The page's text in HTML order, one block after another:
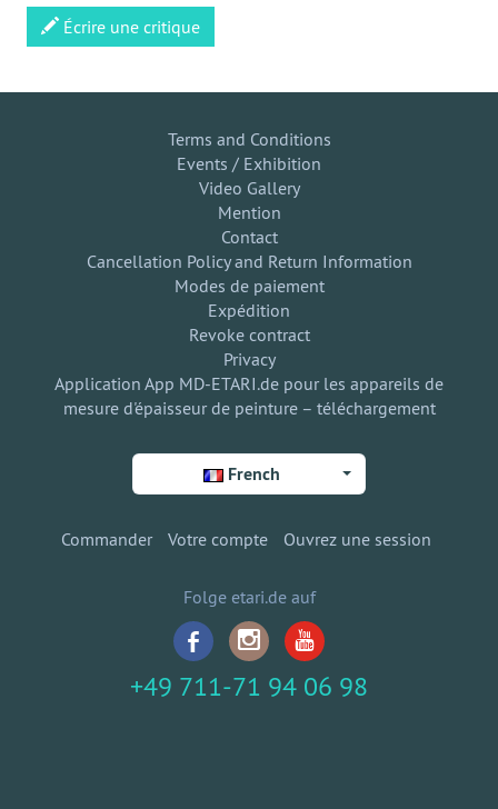
Écrire une critique
Terms and Conditions
Events / Exhibition
Video Gallery
Mention
Contact
Cancellation Policy and Return Information
Modes de paiement
Expédition
Revoke contract
Privacy
Application App MD-ETARI.de pour les appareils de
mesure d'épaisseur de peinture – téléchargement
French
Commander Votre compte Ouvrez une session
Folge etari.de auf
+49 711-71 94 06 98